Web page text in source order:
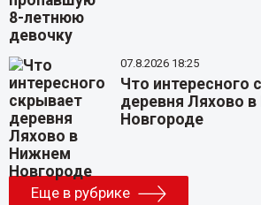
07.8.2026 18:25
Что интересного
деревня Ляхово
Новгороде
Еще в рубрике